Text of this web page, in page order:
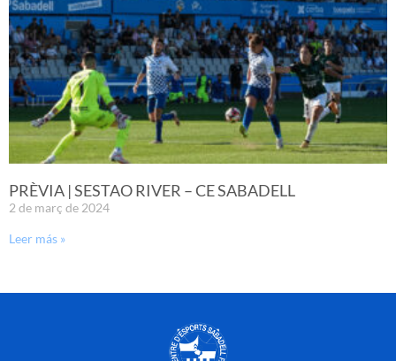
PRÈVIA | SESTAO RIVER – CE SABADELL
2 de març de 2024
Leer más »